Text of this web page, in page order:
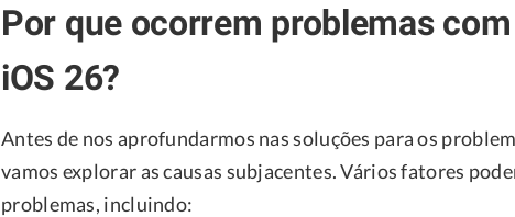
Por que ocorrem problemas
iOS 26?
Antes de nos aprofundarmos nas soluções para os
vamos explorar as causas subjacentes. Vários fatores
problemas, incluindo: